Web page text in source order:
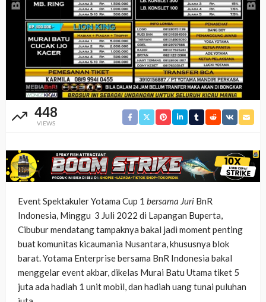
448
VIEWS
Event Spektakuler Yotama Cup 1 bersama Juri BnR
Indonesia, Minggu 3 Juli 2022 di Lapangan Buperta,
Cibubur mendatang tampaknya bakal jadi moment penting
buat komunitas kicaumania Nusantara, khususnya blok
barat. Yotama Enterprise bersama BnR Indonesia bakal
menggelar event akbar, dikelas Murai Batu Utama tiket 5
juta ada hadiah 1 unit mobil, dan hadiah uang tunai puluhan